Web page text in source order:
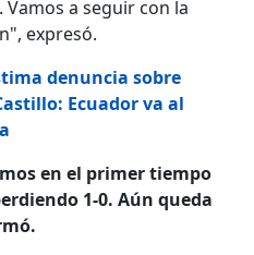
a seguir con la
expresó.
denuncia sobre
Ecuador va al
en el primer tiempo
1-0. Aún queda